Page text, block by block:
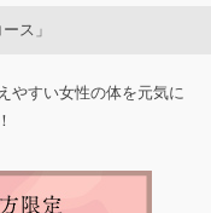
ス」
やすい女性の体を元気に